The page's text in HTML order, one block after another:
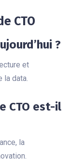
CTO
?
et
la data.
CTO est-il
la